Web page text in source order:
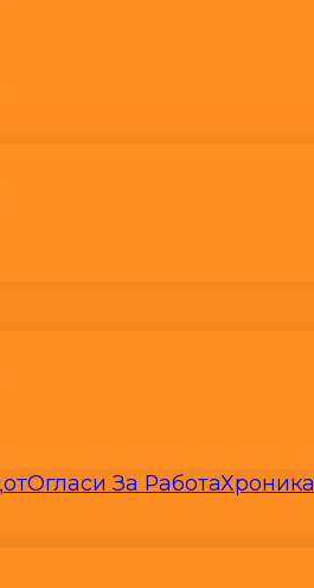
Огласи За РаботаХроника